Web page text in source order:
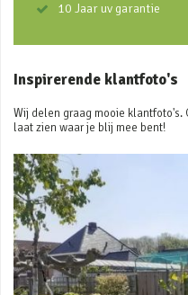
10 Jaar uv garantie
Inspirerende klantfoto's
Wij delen graag mooie klantfoto's.
laat zien waar je blij mee bent!